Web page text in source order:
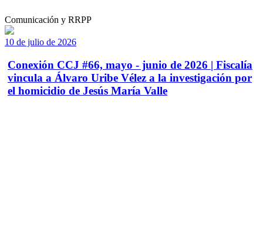
Comunicación y RRPP
10 de julio de 2026
Conexión CCJ #66, mayo - junio de 2026 | Fiscalía
vincula a Álvaro Uribe Vélez a la investigación por
el homicidio de Jesús María Valle